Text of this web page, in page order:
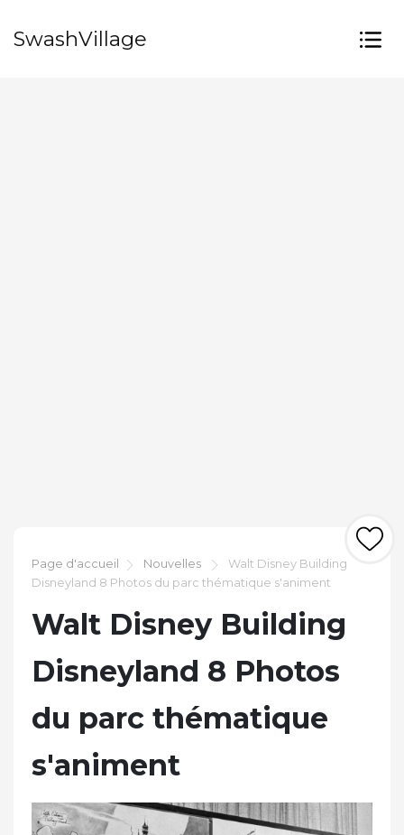
SwashVillage
Page d'accueil Nouvelles
Walt Disney Building
Disneyland 8 Photos du parc thématique s'animent
Walt Disney Building
Disneyland 8 Photos
du parc thématique
s'animent